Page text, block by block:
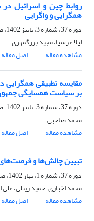
همگرایی و واگرایی
دوره 37، شماره 3، پاییز 1402، صفحه
لیلا عرشیا، مجید بزرگمهری
مشاهده مقاله
اصل مقاله
مقایسه تطبیقی همگرایی
بر سیاست همسایگی
دوره 37، شماره 3، پاییز 1402، صفحه
محمد صاحبی
مشاهده مقاله
اصل مقاله
تبیین چالش‌ها و فرصت‌های
دوره 37، شماره 1، بهار 1402، صفحه
محمد اخباری، حمید زینلی،
مشاهده مقاله
اصل مقاله